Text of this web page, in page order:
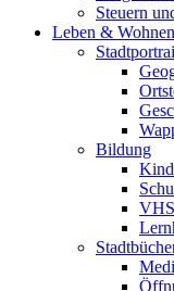
Steuern
Leben & Wohnen
Bildung
VHS